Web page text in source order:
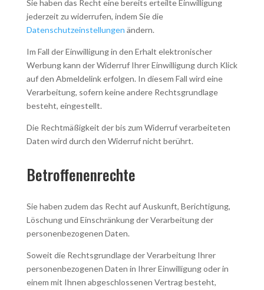
Sie haben das Recht eine bereits erteilte Einwilligung
jederzeit zu widerrufen, indem Sie die
Datenschutzeinstellungen ändern.
Im Fall der Einwilligung in den Erhalt elektronischer
Werbung kann der Widerruf Ihrer Einwilligung durch Klick
auf den Abmeldelink erfolgen. In diesem Fall wird eine
Verarbeitung, sofern keine andere Rechtsgrundlage
besteht, eingestellt.
Die Rechtmäßigkeit der bis zum Widerruf verarbeiteten
Daten wird durch den Widerruf nicht berührt.
Betroffenenrechte
Sie haben zudem das Recht auf Auskunft, Berichtigung,
Löschung und Einschränkung der Verarbeitung der
personenbezogenen Daten.
Soweit die Rechtsgrundlage der Verarbeitung Ihrer
personenbezogenen Daten in Ihrer Einwilligung oder in
einem mit Ihnen abgeschlossenen Vertrag besteht,